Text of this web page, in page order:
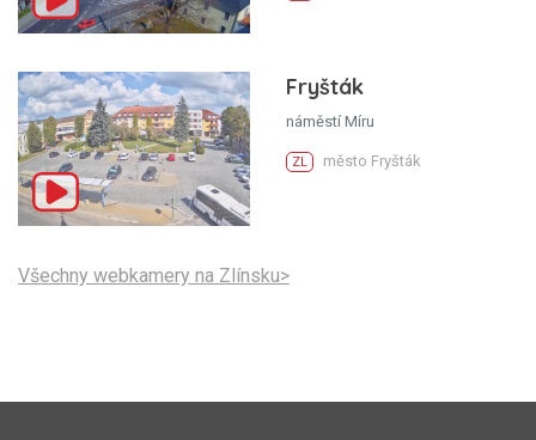
Fryšták
náměstí Míru
ZL město Fryšták
Všechny webkamery na Zlínsku>